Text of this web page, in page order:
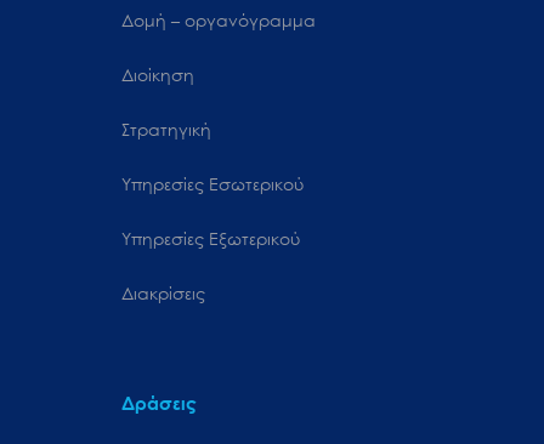
Δομή – οργανόγραμμα
Διοίκηση
Στρατηγική
Υπηρεσίες Εσωτερικού
Υπηρεσίες Εξωτερικού
Διακρίσεις
Δράσεις